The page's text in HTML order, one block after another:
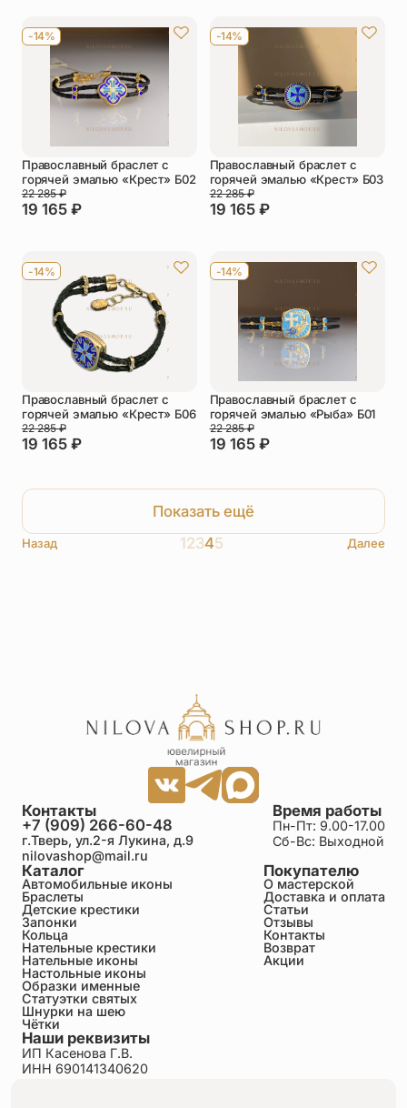
-14%
Православный браслет с
горячей эмалью «Крест» Б02
19 165 ₽
22 285₽
-14%
Православный браслет с
горячей эмалью «Крест» Б03
19 165 ₽
22 285₽
-14%
Православный браслет с
горячей эмалью «Крест» Б06
19 165 ₽
22 285₽
-14%
Православный браслет с
горячей эмалью «Рыба» Б01
19 165 ₽
22 285₽
Показать ещё
Назад 12345 Далее
Каталог
Автомобильные иконы
Браслеты
Детские крестики
Запонки
Кольца
Нательные крестики
Нательные иконы
Настольные иконы
Образки именные
Статуэтки святых
Шнурки на шею
Чётки
Покупателю
О мастерской
Доставка и оплата
Статьи
Отзывы
Контакты
Возврат
Акции
Время работы
Пн-Пт: 9.00-17.00
Сб-Вс: Выходной
Контакты
+7 (909) 266-60-48
г.Тверь, ул.2-я Лукина, д.9
nilovashop@mail.ru
Наши реквизиты
ИП Касенова Г.В.
ИНН 690141340620